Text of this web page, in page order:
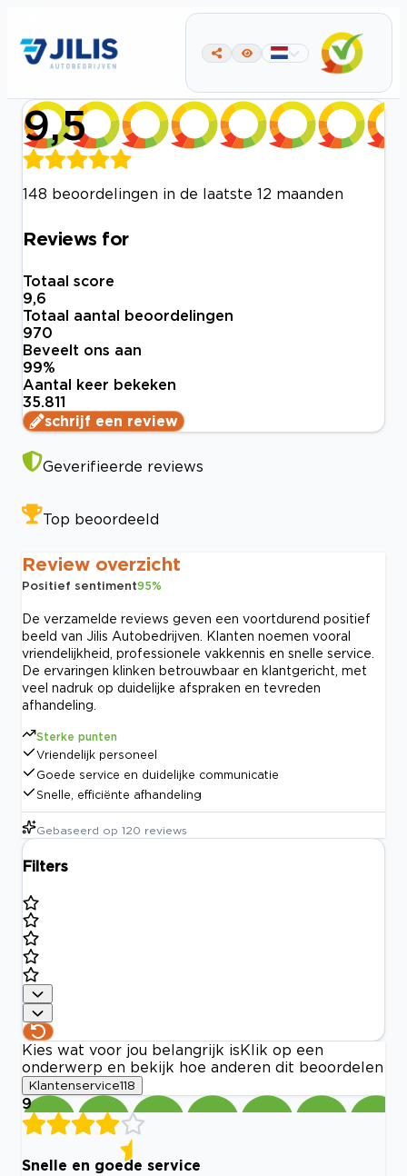
9,5
148 beoordelingen in de laatste 12 maanden
Reviews for
Totaal score
9,6
Totaal aantal beoordelingen
970
Beveelt ons aan
99%
Aantal keer bekeken
35.811
schrijf een review
Geverifieerde reviews
Top beoordeeld
Review overzicht
Positief sentiment95%
De verzamelde reviews geven een voortdurend positief
beeld van Jilis Autobedrijven. Klanten noemen vooral
vriendelijkheid, professionele vakkennis en snelle service.
De ervaringen klinken betrouwbaar en klantgericht, met
veel nadruk op duidelijke afspraken en tevreden
afhandeling.
Sterke punten
Vriendelijk personeel
Goede service en duidelijke communicatie
Snelle, efficiënte afhandeling
Gebaseerd op 120 reviews
Filters
Kies wat voor jou belangrijk is Klik op een
onderwerp en bekijk hoe anderen dit beoordelen
Klantenservice118
9
Snelle en goede service